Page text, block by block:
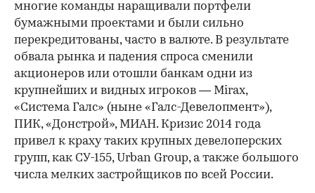
многие команды наращивали портфели
бумажными проектами и были сильно
перекредитованы, часто в валюте. В результате
обвала рынка и падения спроса сменили
акционеров или отошли банкам одни из
крупнейших и видных игроков — Mirax,
«Система Галс» (ныне «Галс-Девелопмент»),
ПИК, «Донстрой», МИАН. Кризис 2014 года
привел к краху таких крупных девелоперских
групп, как СУ-155, Urban Group, а также большого
числа мелких застройщиков по всей России.